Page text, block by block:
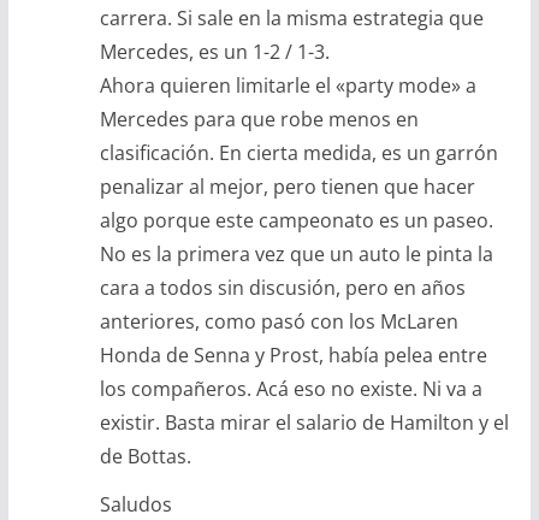
carrera. Si sale en la misma estrategia que
Mercedes, es un 1-2 / 1-3.
Ahora quieren limitarle el «party mode» a
Mercedes para que robe menos en
clasificación. En cierta medida, es un garrón
penalizar al mejor, pero tienen que hacer
algo porque este campeonato es un paseo.
No es la primera vez que un auto le pinta la
cara a todos sin discusión, pero en años
anteriores, como pasó con los McLaren
Honda de Senna y Prost, había pelea entre
los compañeros. Acá eso no existe. Ni va a
existir. Basta mirar el salario de Hamilton y el
de Bottas.
Saludos